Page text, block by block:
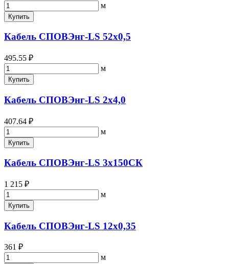
м
Купить
Кабель СПОВЭнг-LS 52х0,5
495.55 ₽
м
Купить
Кабель СПОВЭнг-LS 2х4,0
407.64 ₽
м
Купить
Кабель СПОВЭнг-LS 3х150СК
1 215 ₽
м
Купить
Кабель СПОВЭнг-LS 12х0,35
361 ₽
м